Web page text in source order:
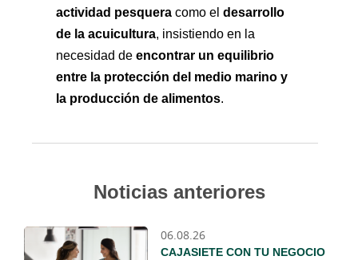
actividad pesquera como el desarrollo
de la acuicultura, insistiendo en la
necesidad de encontrar un equilibrio
entre la protección del medio marino y
la producción de alimentos.
Noticias anteriores
06.08.26
CAJASIETE CON TU NEGOCIO